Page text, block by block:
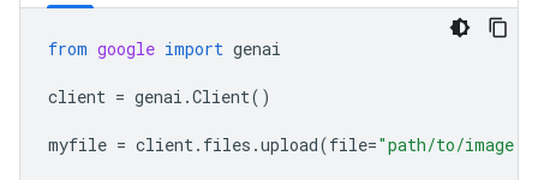
from google import genai
client = genai .Client()
myfile = client. files .upload(file="path/to/